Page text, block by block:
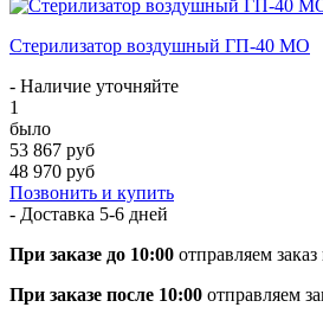
Стерилизатор воздушный ГП-40 МО
- Наличие уточняйте
1
было
53 867 руб
48 970 руб
Позвонить и купить
- Доставка 5-6 дней
При заказе до 10:00 отправляем
При заказе после 10:00 отправляем